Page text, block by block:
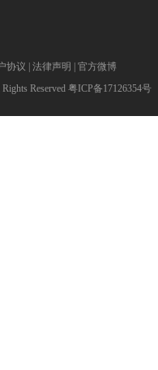
协议 法律声明
官方微博
Reserved 粤ICP备17126354号